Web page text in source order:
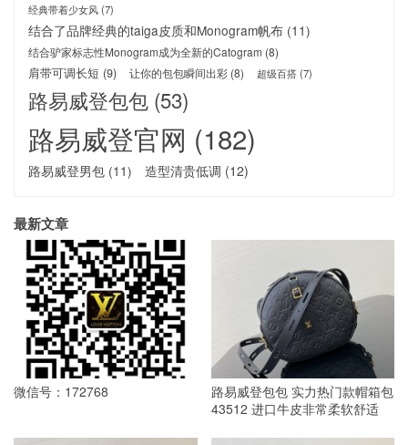
经典带着少女风(7)
结合了品牌经典的taiga皮质和Monogram帆布 (11)
结合驴家标志性Monogram成为全新的Catogram (8)
肩带可调长短 (9) 让你的包包瞬间出彩 (8) 超级百搭(7)
路易威登包包 (53)
路易威登官网 (182)
路易威登男包 (11) 造型清贵低调 (12)
最新文章
微信号：172768
路易威登包包 实力热门款帽箱包
43512 进口牛皮非常柔软舒适